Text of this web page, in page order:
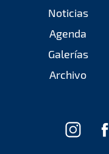
Noticias
Agenda
Galerías
Archivo